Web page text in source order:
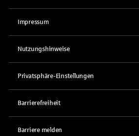
Impressum
Nutzungshinweise
Privatsphäre-Einstellungen
Barrierefreiheit
Barriere melden